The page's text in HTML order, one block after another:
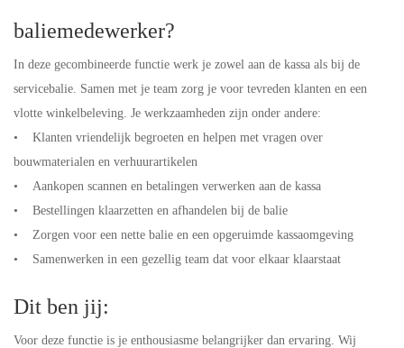
baliemedewerker?
In deze gecombineerde functie werk je zowel aan de kassa als bij de
servicebalie. Samen met je team zorg je voor tevreden klanten en een
vlotte winkelbeleving. Je werkzaamheden zijn onder andere:
• Klanten vriendelijk begroeten en helpen met vragen over
bouwmaterialen en verhuurartikelen
• Aankopen scannen en betalingen verwerken aan de kassa
• Bestellingen klaarzetten en afhandelen bij de balie
• Zorgen voor een nette balie en een opgeruimde kassaomgeving
• Samenwerken in een gezellig team dat voor elkaar klaarstaat
Dit ben jij:
Voor deze functie is je enthousiasme belangrijker dan ervaring. Wij